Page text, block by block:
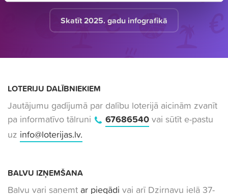
Skatīt 2025. gadu infografikā
LOTERIJU DALĪBNIEKIEM
Jautājumu gadījumā par dalību loterijā aicinām zvanīt
pa informatīvo tālruni
67686540vai sūtīt e-pastu
uz info@loterijas.lv.
BALVU IZŅEMŠANA
Balvu vari saņemt ar piegādi vai arī Dzirnavu ielā 37-